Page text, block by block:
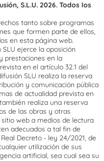
S.L.U. 2026. Todos los
tanto sobre programas
que formen parte de ellos,
en esta página web.
ejerce la oposición
prestaciones en la
en el artículo 32.1 del
SLU realiza la reserva
y comunicación pública
de actualidad prevista en
realiza una reserva
de las obras y otras
web a medios de lectura
adecuados a tal fin de
Decreto - ley 24/2021, de
utilización de sus
artificial, sea cual sea su